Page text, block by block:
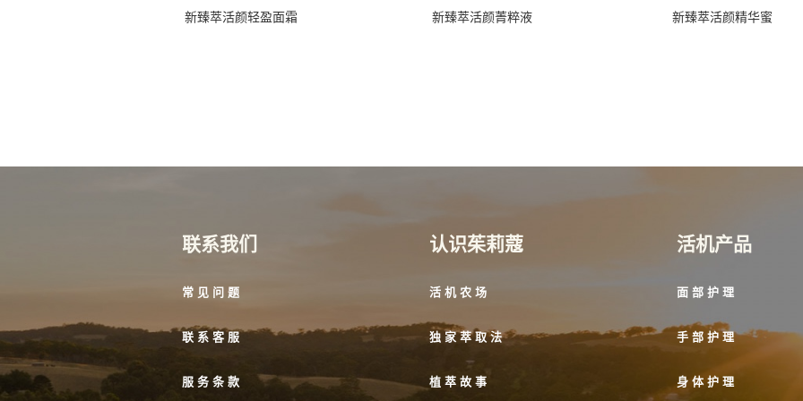
新臻萃活颜轻盈面霜 新臻萃活颜菁粹液 新臻萃活颜精华蜜
联系我们
常见问题
联系客服
服务条款
认识茱莉蔻
活机农场
独家萃取法
植萃故事
活机产品
面部护理
手部护理
身体护理